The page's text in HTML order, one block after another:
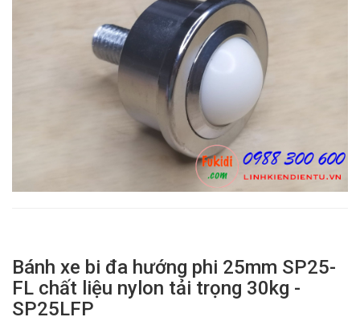
Bánh xe bi đa hướng phi 25mm SP25-
FL chất liệu nylon tải trọng 30kg -
SP25LFP